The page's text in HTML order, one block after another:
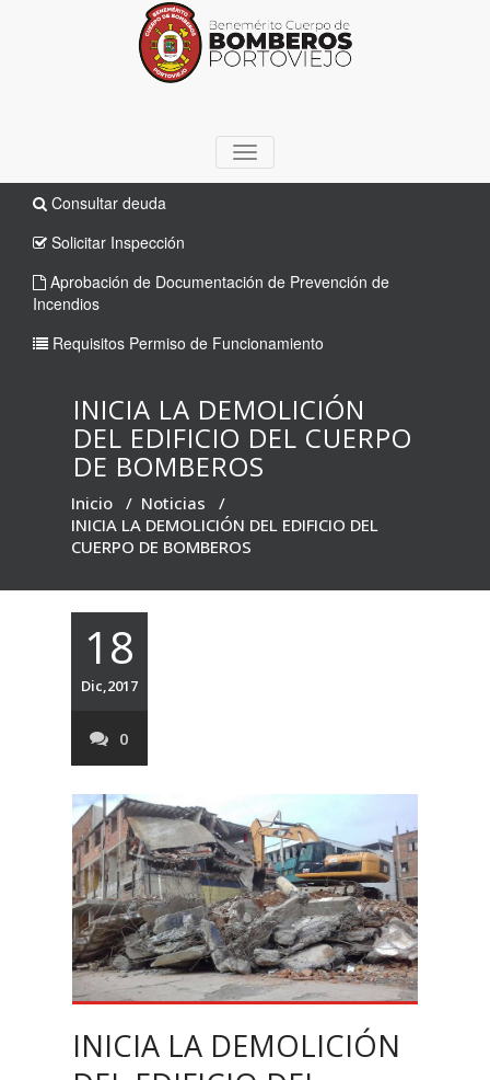
TOGGLE
NAVIGATION
Consultar deuda
Solicitar Inspección
Aprobación de Documentación de Prevención de
Incendios
Requisitos Permiso de Funcionamiento
INICIA LA DEMOLICIÓN
DEL EDIFICIO DEL CUERPO
DE BOMBEROS
Inicio / Noticias /
INICIA LA DEMOLICIÓN DEL EDIFICIO DEL
CUERPO DE BOMBEROS
18
Dic,2017
0
INICIA LA DEMOLICIÓN